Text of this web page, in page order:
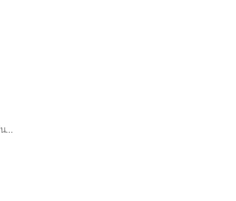
ประกาศจากแอดมิน: กฎกติกาการอยู่ร่วมกันในกลุ่ม 📢 กลุ่มนี้อนุญาตให้สมาชิกโพสต์ซื้อ-ขายสินค้าได้อย่างเสรี เพื่อประโยชน์ของสมาชิกทุกคน ทางกลุ่มมีมาตรการขั้นเด็ดขาดห้ามมิให้มีกิจกรรมดังต่อไปนี้: ❌ห้ามโพสต์ข้อความเชิญชวนกู้เงิน หรือสินเชื่อทุกประเภท ❌ห้ามขายสินค้าละเมิดลิขสิทธิ์ สิ่งผิดกฎหมาย หรือสินค้าอันตราย ❌ห้ามพฤติกรรมสุ่มเสี่ยงเข้าข่ายมิจฉาชีพ หรือหลอกลวงสมาชิก 🚨หากตรวจพบการฝ่าฝืน แอดมินจะดำเนินการ ลบออกจากกลุ่มและบล็อก (Ban) บัญชีนั้นทันที เพื่อรักษาความปลอดภัยของส่วนรวม ขอบคุณความร่วมมือครับ